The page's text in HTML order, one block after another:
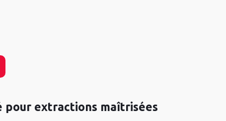
pour extractions maîtrisées